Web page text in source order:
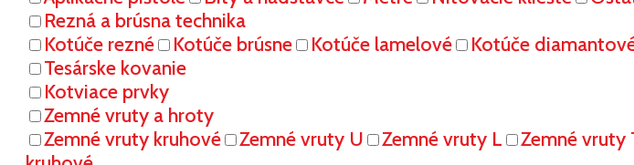
Rezná a brúsna technika
Kotúče rezné
Kotúče brúsne Kotúče lamelové
Kotúče
Tesárske kovanie
Kotviace prvky
Zemné vruty a hroty
Zemné vruty kruhové
Zemné vruty U Zemné vruty L Zemné vruty